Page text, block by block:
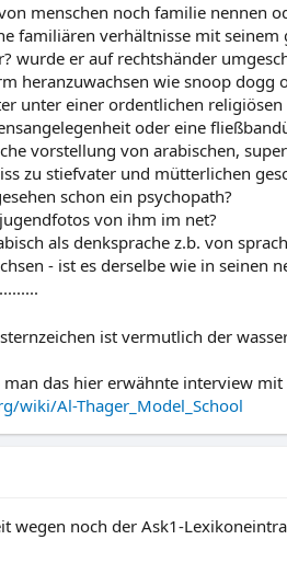
menschen noch familie nennen
familiären verhältnisse mit
wurde er auf rechtshänder
heranzuwachsen wie snoop dogg
unter einer ordentlichen
oder eine
vorstellung von arabischen,
zu stiefvater und mütterlichen
schon ein psychopath?
von ihm im net?
als denksprache z.b. von
- ist es derselbe wie in seinen
ist vermutlich der
das hier erwähnte interview
wiki/Al-Thager_Model_School
wegen noch der Ask1-